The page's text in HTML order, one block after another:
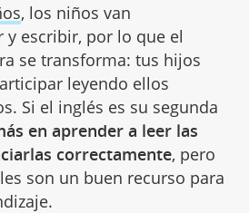
, los niños van
y escribir, por lo que el
se transforma: tus hijos
leyendo ellos
Si el inglés es su segunda
en aprender a leer las
correctamente, pero
son un buen recurso para